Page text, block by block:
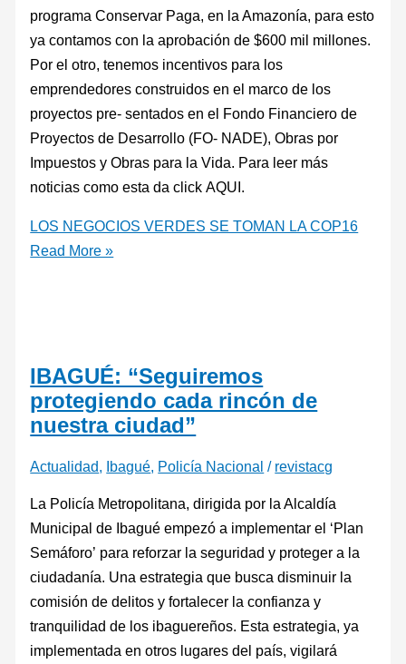
programa Conservar Paga, en la Amazonía, para esto
ya contamos con la aprobación de $600 mil millones.
Por el otro, tenemos incentivos para los
emprendedores construidos en el marco de los
proyectos pre- sentados en el Fondo Financiero de
Proyectos de Desarrollo (FO- NADE), Obras por
Impuestos y Obras para la Vida. Para leer más
noticias como esta da click AQUI.
LOS NEGOCIOS VERDES SE TOMAN LA COP16
Read More »
IBAGUÉ: “Seguiremos
protegiendo cada rincón de
nuestra ciudad”
Actualidad, Ibagué, Policía Nacional / revistacg
La Policía Metropolitana, dirigida por la Alcaldía
Municipal de Ibagué empezó a implementar el ‘Plan
Semáforo’ para reforzar la seguridad y proteger a la
ciudadanía. Una estrategia que busca disminuir la
comisión de delitos y fortalecer la confianza y
tranquilidad de los ibaguereños. Esta estrategia, ya
implementada en otros lugares del país, vigilará